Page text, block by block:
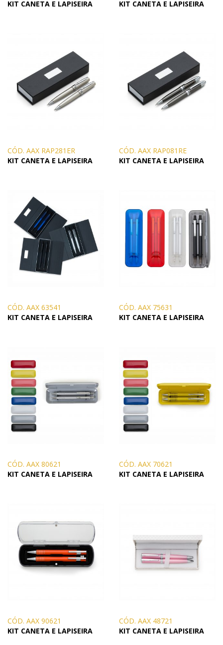
KIT CANETA E LAPISEIRA
KIT CANETA E LAPISEIRA
CÓD. AAX RAP281ER
KIT CANETA E LAPISEIRA
CÓD. AAX RAP081RE
KIT CANETA E LAPISEIRA
CÓD. AAX 63541
KIT CANETA E LAPISEIRA
CÓD. AAX 75631
KIT CANETA E LAPISEIRA
CÓD. AAX 80621
KIT CANETA E LAPISEIRA
CÓD. AAX 70621
KIT CANETA E LAPISEIRA
CÓD. AAX 90621
KIT CANETA E LAPISEIRA
CÓD. AAX 48721
KIT CANETA E LAPISEIRA